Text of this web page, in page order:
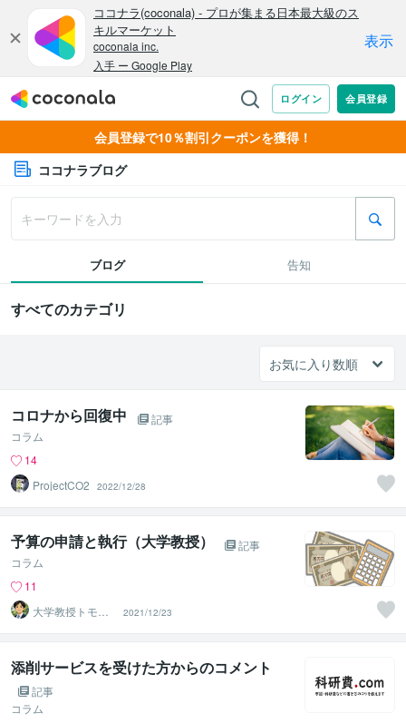
会員登録で10％割引クーポンを獲得！
ココナラブログ
ブログ 告知
すべてのカテゴリ
コロナから回復中
記事
コラム
14
ProjectCO2
2022/12/28
予算の申請と執行（大学教授）
記事
コラム
11
大学教授トモ｜
元東大教員
2021/12/23
添削サービスを受けた方からのコメント
記事
コラム